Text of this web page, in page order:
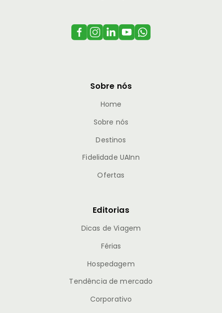
Sobre nós
Home
Sobre nós
Destinos
Fidelidade UAInn
Ofertas
Editorias
Dicas de Viagem
Férias
Hospedagem
Tendência de mercado
Corporativo